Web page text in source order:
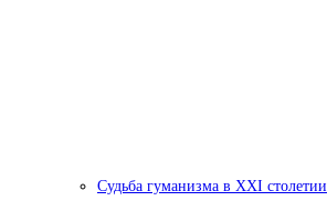
Судьба гуманизма в XXI столетии